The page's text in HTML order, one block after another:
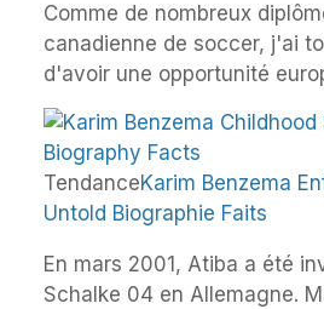
Comme de nombreux
canadienne de soccer, j'ai
d'avoir une opportunité
TendanceKarim Benzema
Untold Biographie Faits
En mars 2001, Atiba a été
Schalke 04 en Allemagne.